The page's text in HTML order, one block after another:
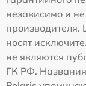
независимо и
производителя.
носят
не являются
ГК РФ.